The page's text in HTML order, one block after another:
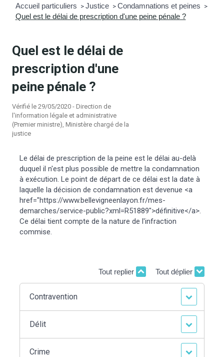
municipaux
sur la commune
d’urbanisme
voirie, arrêté de circulation et
domaine public
à la commune
Accueil particuliers > Justice > Condamnations et peines >
Quel est le délai de prescription d'une peine pénale ?
Quel est le délai de
prescription d'une
peine pénale ?
Vérifié le 29/05/2020 - Direction de
l'information légale et administrative
(Premier ministre), Ministère chargé de la
justice
Le délai de prescription de la peine est le délai au-delà
duquel il n'est plus possible de mettre la condamnation
à exécution. Le point de départ de ce délai est la date à
laquelle la décision de condamnation est devenue <a
href="https://www.bellevigneenlayon.fr/mes-
demarches/service-public?xml=R51889">définitive</a>.
Ce délai tient compte de la nature de l'infraction
commise.
Tout replier Tout déplier
Contravention
Délit
Crime